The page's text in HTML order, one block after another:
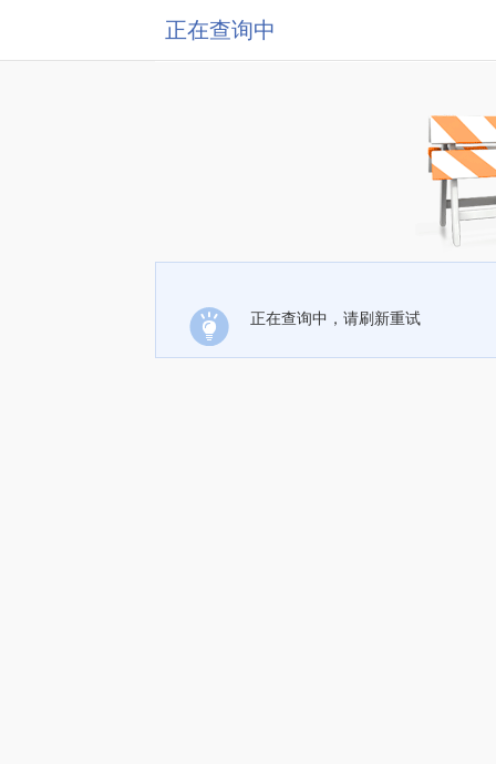
正在查询中
正在查询中，请刷新重试